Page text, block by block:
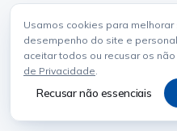
Usamos cookies para
desempenho do site e
aceitar todos ou recusar os
de Privacidade.
Recusar não essenciais